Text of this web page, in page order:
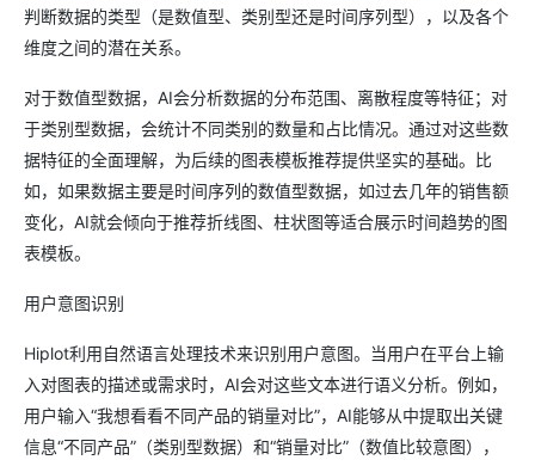
判断数据的类型（是数值型、类别型还是时间序列型），以及各个
维度之间的潜在关系。
对于数值型数据，AI会分析数据的分布范围、离散程度等特征；对
于类别型数据，会统计不同类别的数量和占比情况。通过对这些数
据特征的全面理解，为后续的图表模板推荐提供坚实的基础。比
如，如果数据主要是时间序列的数值型数据，如过去几年的销售额
变化，AI就会倾向于推荐折线图、柱状图等适合展示时间趋势的图
表模板。
用户意图识别
Hiplot利用自然语言处理技术来识别用户意图。当用户在平台上输
入对图表的描述或需求时，AI会对这些文本进行语义分析。例如，
用户输入“我想看看不同产品的销量对比”，AI能够从中提取出关键
信息“不同产品”（类别型数据）和“销量对比”（数值比较意图），